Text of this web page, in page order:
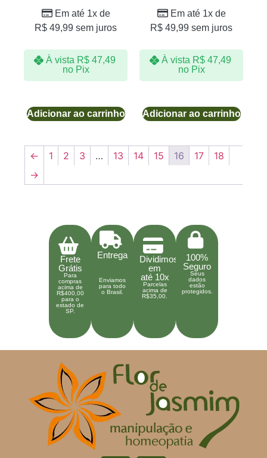
Em até 1x de
R$ 49,99 sem juros
À vista R$47,49
no Pix
Adicionar ao carrinho
Em até 1x de
R$ 49,99 sem juros
À vista R$47,49
no Pix
Adicionar ao carrinho
← 1 2 3 … 13 14 15 16 17
18
→
Frete
Grátis
Para
compras
acima de
R$400,00
para o
estado de
SP.
Entrega
Enviamos
para todo
o Brasil.
Dividimos
em
até 10x
Parcelas
acima de
R$35,00.
100%
Seguro
Seus
dados
estão
protegidos.